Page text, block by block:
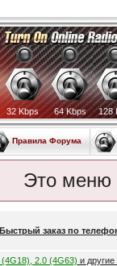
32 Kbps 64 Kbps 128
Правила Форума
Это меню
заказ по
2.0 (4G63) и